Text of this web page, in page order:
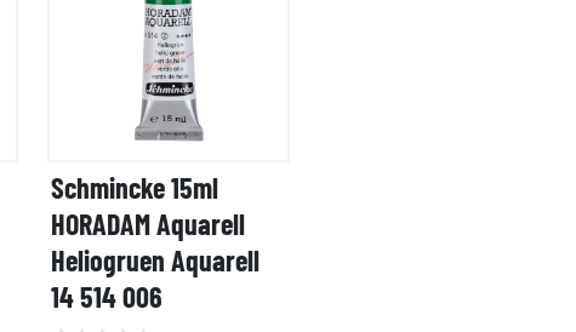
Schmincke 15ml
HORADAM Aquarell
Heliogruen Aquarell
14 514 006